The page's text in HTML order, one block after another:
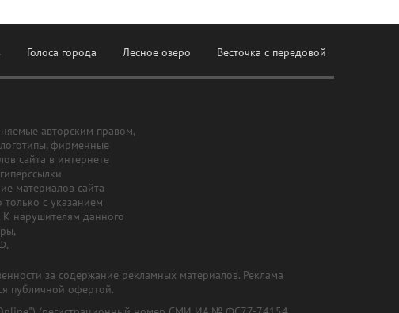
Голоса города Лесное озеро Весточка с передовой
авторским правом,
фирменные
сайта в интернете
материалов сайта
с указанием
К нарушителям данного
за содержание рекламных материалов. Реклама
публичной офертой.